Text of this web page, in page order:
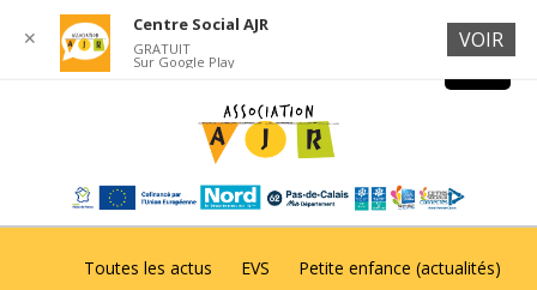
Toutes les actus EVS Petite enfance (actualités)
✕
Centre Social AJR
GRATUIT
Sur Google Play
VOIR